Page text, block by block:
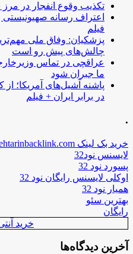
تکذیب وقوع انفجار در
اعتراف رسانه صهیونیستی
فیلم
پزشکیان: وفاق ملی
چالش‌های پیش رو است
عراقچی در تماس
ما جبران شود
پاشنه آشیل‌های آمریکا؛
در برابر ایران + فیلم
.
خرید بک لینک behtarinbacklink.com
لایسنس نود32
پسورد نود 32
اوکلی لایسنس رایگان نود 32
همیار نود 32
بهترین سئو
رایگان
خرید
آخرین دیدگاه‌ها